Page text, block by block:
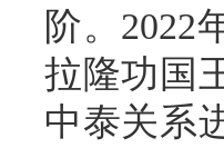
阶。2022
拉隆功国
中泰关系